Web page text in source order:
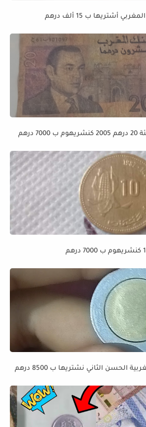
أشتريها ب 15 ألف درهم
الثاني نشتريها ب 8500 درهم